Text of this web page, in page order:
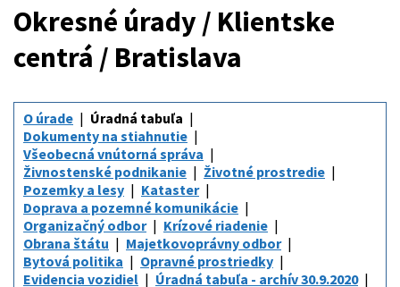
Okresné úrady / Klientske
centrá / Bratislava
O úrade
Úradná tabuľa
Dokumenty na stiahnutie
Všeobecná vnútorná správa
Živnostenské podnikanie
Životné prostredie
Pozemky a lesy
Kataster
Doprava a pozemné komunikácie
Organizačný odbor
Krízové riadenie
Obrana štátu
Majetkovoprávny odbor
Bytová politika
Opravné prostriedky
Evidencia vozidiel
Úradná tabuľa - archív 30.9.2020